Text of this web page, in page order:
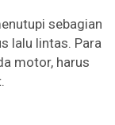
sebagian
lalu lintas. Para
motor, harus